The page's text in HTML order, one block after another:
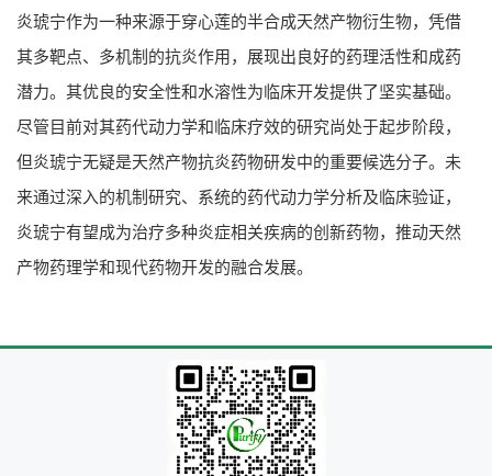
炎琥宁作为一种来源于穿心莲的半合成天然产物衍生物，凭借
其多靶点、多机制的抗炎作用，展现出良好的药理活性和成药
潜力。其优良的安全性和水溶性为临床开发提供了坚实基础。
尽管目前对其药代动力学和临床疗效的研究尚处于起步阶段，
但炎琥宁无疑是天然产物抗炎药物研发中的重要候选分子。未
来通过深入的机制研究、系统的药代动力学分析及临床验证，
炎琥宁有望成为治疗多种炎症相关疾病的创新药物，推动天然
产物药理学和现代药物开发的融合发展。